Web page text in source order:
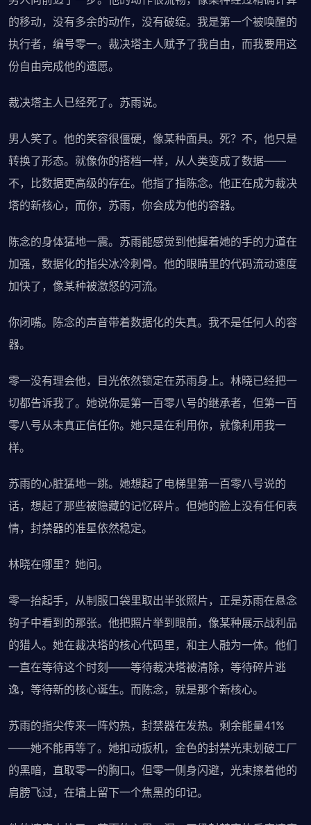
的移动，没有多余的动作，没有破绽。我是第一个被唤醒的
执行者，编号零一。裁决塔主人赋予了我自由，而我要用这
份自由完成他的遗愿。
裁决塔主人已经死了。苏雨说。
男人笑了。他的笑容很僵硬，像某种面具。死？不，他只是
转换了形态。就像你的搭档一样，从人类变成了数据——
不，比数据更高级的存在。他指了指陈念。他正在成为裁决
塔的新核心，而你，苏雨，你会成为他的容器。
陈念的身体猛地一震。苏雨能感觉到他握着她的手的力道在
加强，数据化的指尖冰冷刺骨。他的眼睛里的代码流动速度
加快了，像某种被激怒的河流。
你闭嘴。陈念的声音带着数据化的失真。我不是任何人的容
器。
零一没有理会他，目光依然锁定在苏雨身上。林晓已经把一
切都告诉我了。她说你是第一百零八号的继承者，但第一百
零八号从未真正信任你。她只是在利用你，就像利用我一
样。
苏雨的心脏猛地一跳。她想起了电梯里第一百零八号说的
话，想起了那些被隐藏的记忆碎片。但她的脸上没有任何表
情，封禁器的准星依然稳定。
林晓在哪里？她问。
零一抬起手，从制服口袋里取出半张照片，正是苏雨在悬念
钩子中看到的那张。他把照片举到眼前，像某种展示战利品
的猎人。她在裁决塔的核心代码里，和主人融为一体。他们
一直在等待这个时刻——等待裁决塔被清除，等待碎片逃
逸，等待新的核心诞生。而陈念，就是那个新核心。
苏雨的指尖传来一阵灼热，封禁器在发热。剩余能量41%
——她不能再等了。她扣动扳机，金色的封禁光束划破工厂
的黑暗，直取零一的胸口。但零一侧身闪避，光束擦着他的
肩膀飞过，在墙上留下一个焦黑的印记。